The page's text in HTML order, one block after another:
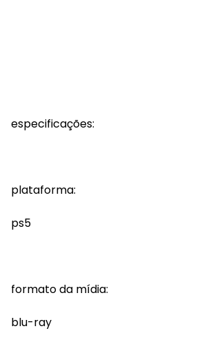
especificações:
plataforma:
ps5
formato da mídia:
blu-ray